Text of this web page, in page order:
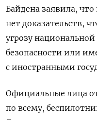
Байдена заявила,
нет доказательств,
угрозу
безопасности или
с иностранными
Официальные лица
по всему,